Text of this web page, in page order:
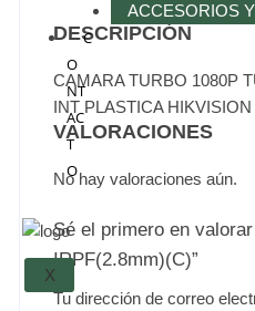
ACCESORIOS
C
O
NT
AC
T
O
X
DESCRIPCIÓN
CAMARA TURBO 1080P
INT PLASTICA HIKVISION
VALORACIONES
No hay valoraciones aún.
Sé el primero en valorar
IRPF(2.8mm)(C)”
Tu dirección de correo